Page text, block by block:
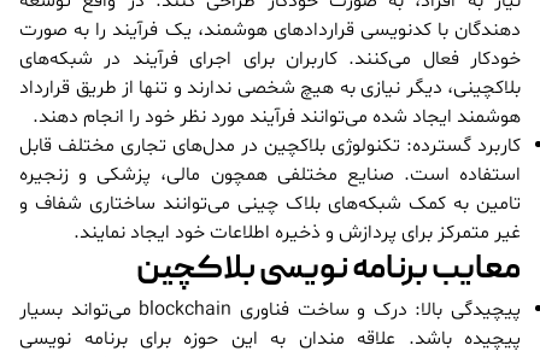
دهندگان با کدنویسی قراردادهای هوشمند، یک فرآیند را به صورت
خودکار فعال می‌کنند. کاربران برای اجرای فرآیند در شبکه‌های
بلاکچینی، دیگر نیازی به هیچ شخصی ندارند و تنها از طریق قرارداد
هوشمند ایجاد شده می‌توانند فرآیند مورد نظر خود را انجام دهند.
کاربرد گسترده: تکنولوژی بلاکچین در مدل‌های تجاری مختلف قابل
استفاده است. صنایع مختلفی همچون مالی، پزشکی و زنجیره
تامین به کمک شبکه‌های بلاک چینی می‌توانند ساختاری شفاف و
غیر متمرکز برای پردازش و ذخیره اطلاعات خود ایجاد نمایند.
معایب برنامه نویسی بلاکچین
پیچیدگی بالا: درک و ساخت فناوری blockchain می‌تواند بسیار
پیچیده باشد. علاقه مندان به این حوزه برای برنامه نویسی